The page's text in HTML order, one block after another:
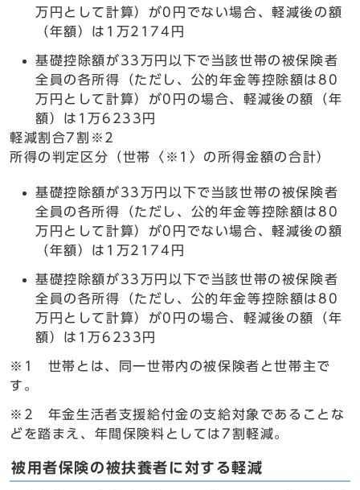
万円として計算）が0円でない場合、軽減後の額
（年額）は1万2174円
基礎控除額が33万円以下で当該世帯の被保険者
全員の各所得（ただし、公的年金等控除額は80
万円として計算）が0円の場合、軽減後の額（年
額）は1万6233円
軽減割合7割※2
所得の判定区分（世帯〈※1〉の所得金額の合計）
基礎控除額が33万円以下で当該世帯の被保険者
全員の各所得（ただし、公的年金等控除額は80
万円として計算）が0円でない場合、軽減後の額
（年額）は1万2174円
基礎控除額が33万円以下で当該世帯の被保険者
全員の各所得（ただし、公的年金等控除額は80
万円として計算）が0円の場合、軽減後の額（年
額）は1万6233円
※1 世帯とは、同一世帯内の被保険者と世帯主で
す。
※2 年金生活者支援給付金の支給対象であることな
どを踏まえ、年間保険料としては7割軽減。
被用者保険の被扶養者に対する軽減